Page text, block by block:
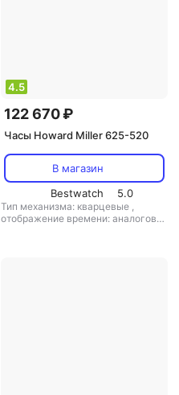
4.5
122 670 ₽
Часы Howard Miller 625-520
В магазин
Bestwatch
5.0
Тип механизма: кварцевые ,
отображение времени: аналоговое